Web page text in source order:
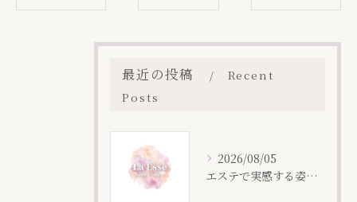
最近の投稿
Recent
Posts
2026/08/05
エステで実感する姿勢改善の秘密